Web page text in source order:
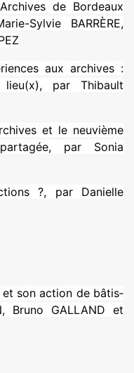
de Bordeaux
Sylvie BARRÈRE,
aux archi­ves :
par Thibault
et le neu­vième
par Sonia
?, par Danielle
et son action de bâtis­
Bruno GALLAND et